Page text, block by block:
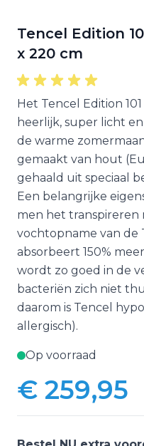
Tencel Edition
x 220 cm
Het Tencel Edition
heerlijk, super licht
de warme
gemaakt van hout
gehaald uit speciaal
Een belangrijke
men het
vochtopname van de
absorbeert 150%
wordt zo goed in de
bacteriën zich niet
daarom is Tencel
allergisch).
Op voorraad
€ 259,95